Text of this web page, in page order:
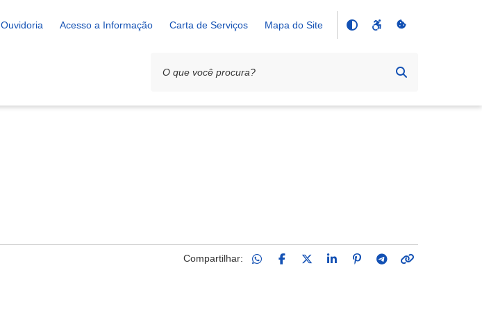
Ouvidoria Acesso a Informação Carta de Serviços Mapa do Site
Compartilhar: